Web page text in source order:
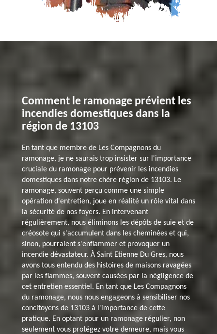
Comment le ramonage prévient les
incendies domestiques dans la
région de 13103
En tant que membre de Les Compagnons du
ramonage, je ne saurais trop insister sur l'importance
cruciale du ramonage pour prévenir les incendies
domestiques dans notre chère région de 13103. Le
ramonage, souvent perçu comme une simple
opération d'entretien, joue en réalité un rôle vital dans
la sécurité de nos foyers. En intervenant
régulièrement, nous éliminons les dépôts de suie et de
créosote qui s'accumulent dans les cheminées et qui,
sinon, pourraient s'enflammer et provoquer un
incendie dévastateur. À Saint Etienne Du Gres, nous
avons tous entendu des histoires de maisons ravagées
par les flammes, souvent causées par la négligence de
cet entretien essentiel. En tant que Les Compagnons
du ramonage, nous nous engageons à sensibiliser nos
concitoyens de 13103 à l'importance de cette
pratique. En optant pour un ramonage régulier, non
seulement vous protégez votre demeure, mais vous